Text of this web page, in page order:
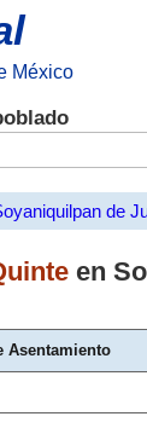
México
de
en
Asentamiento